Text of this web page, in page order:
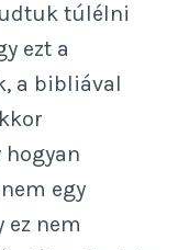
túlélni
ezt a
a bibliával
hogyan
egy
ez nem